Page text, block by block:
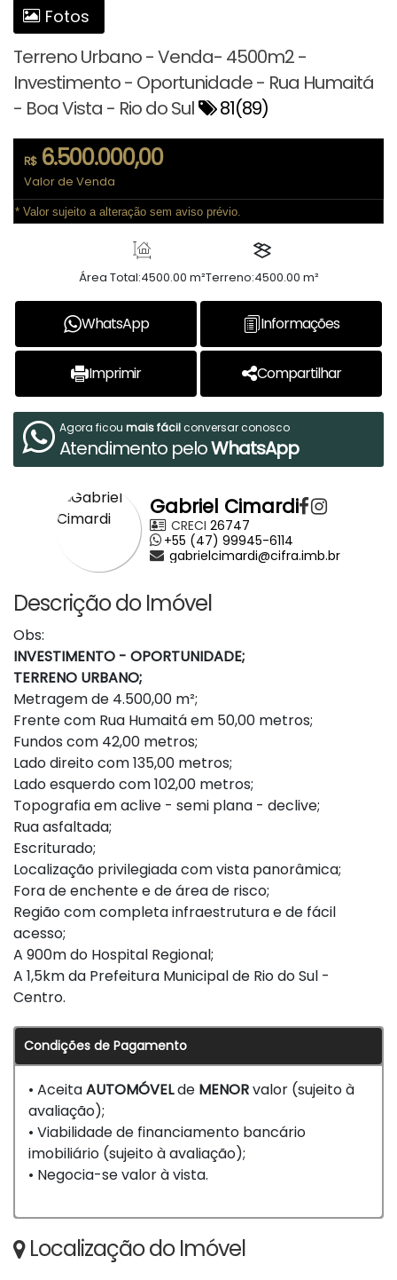
Fotos
Terreno Urbano - Venda- 4500m2 -
Investimento - Oportunidade - Rua Humaitá
- Boa Vista - Rio do Sul
81(89)
R$6.500.000,00
Valor de Venda
* Valor sujeito a alteração sem aviso prévio.
Área Total:4500.00 m²Terreno:4500.00 m²
WhatsApp Informações
Imprimir Compartilhar
Agora ficou mais fácilconversar conosco
Atendimento peloWhatsApp
Gabriel Cimardi
CRECI 26747
+55 (47) 99945-6114
gabrielcimardi@cifra.imb.br
Descrição do Imóvel
Obs:
INVESTIMENTO - OPORTUNIDADE;
TERRENO URBANO;
Metragem de 4.500,00 m²;
Frente com Rua Humaitá em 50,00 metros;
Fundos com 42,00 metros;
Lado direito com 135,00 metros;
Lado esquerdo com 102,00 metros;
Topografia em aclive - semi plana - declive;
Rua asfaltada;
Escriturado;
Localização privilegiada com vista panorâmica;
Fora de enchente e de área de risco;
Região com completa infraestrutura e de fácil
acesso;
A 900m do Hospital Regional;
A 1,5km da Prefeitura Municipal de Rio do Sul -
Centro.
Condições de Pagamento
• AceitaAUTOMÓVELde MENORvalor (sujeito à
avaliação);
• Viabilidade de financiamento bancário
imobiliário (sujeito à avaliação);
• Negocia-se valor à vista.
Localização do Imóvel